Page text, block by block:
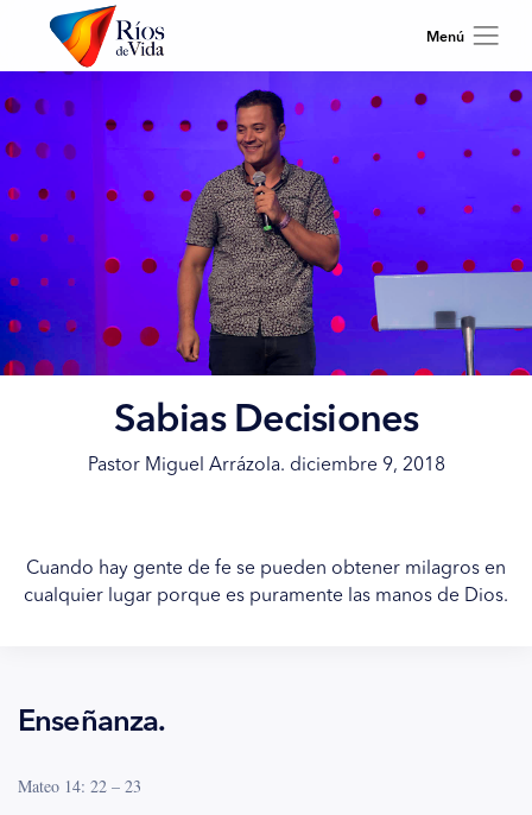
Sabias Decisiones
Pastor Miguel Arrázola. diciembre 9, 2018
Cuando hay gente de fe se pueden obtener milagros en
cualquier lugar porque es puramente las manos de Dios.
Enseñanza.
Mateo 14: 22 – 23